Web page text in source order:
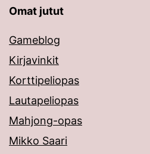
Omat jutut
Gameblog
Kirjavinkit
Korttipeliopas
Lautapeliopas
Mahjong-opas
Mikko Saari